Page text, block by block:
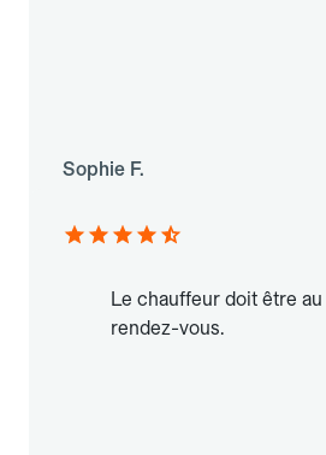
Sophie F.
Le chauffeur doit être
rendez-vous.